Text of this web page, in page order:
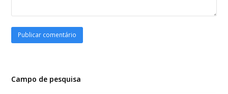
Campo de pesquisa